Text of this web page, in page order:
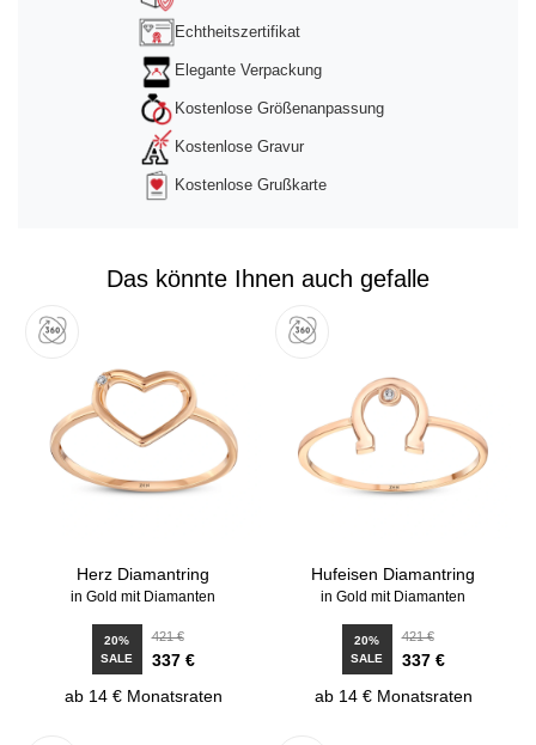
Echtheitszertifikat
Elegante Verpackung
Kostenlose Größenanpassung
Kostenlose Gravur
Kostenlose Grußkarte
Das könnte Ihnen auch gefalle
Herz Diamantring
in Gold mit Diamanten
20%
SALE
421 €
337 €
ab 14 € Monatsraten
Hufeisen Diamantring
in Gold mit Diamanten
20%
SALE
421 €
337 €
ab 14 € Monatsraten